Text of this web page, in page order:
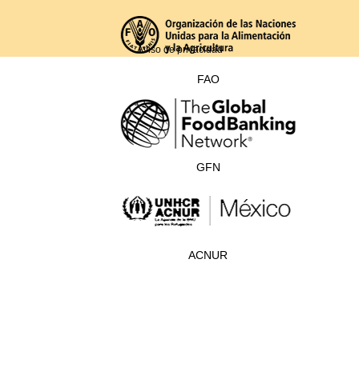
FAO
GFN
ACNUR
Aviso de privacidad